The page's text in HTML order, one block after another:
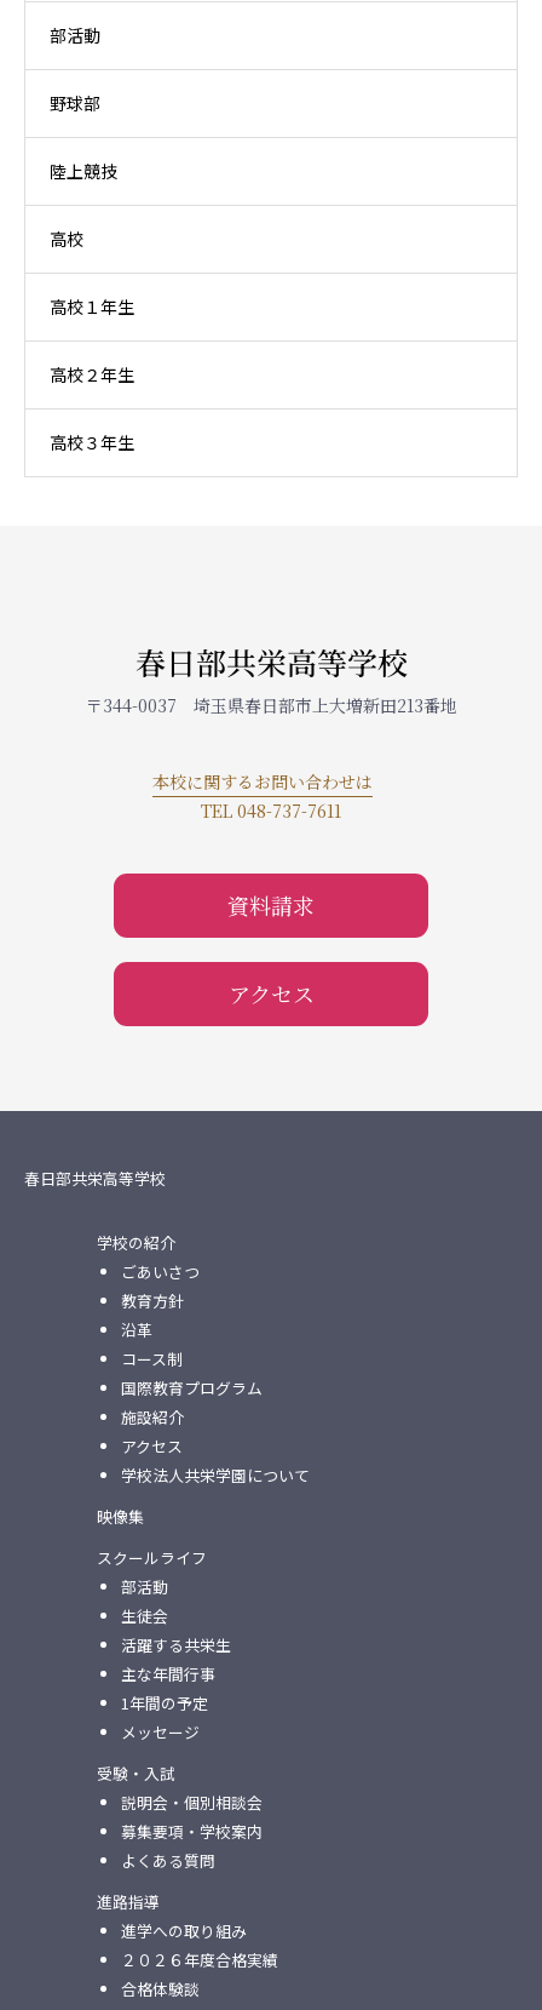
部活動
野球部
陸上競技
高校
高校１年生
高校２年生
高校３年生
春日部共栄高等学校
〒344-0037 埼玉県春日部市上大増新田213番地
本校に関するお問い合わせは
TEL 048-737-7611
資料請求
アクセス
春日部共栄高等学校
学校の紹介
ごあいさつ
教育方針
沿革
コース制
国際教育プログラム
施設紹介
アクセス
学校法人共栄学園について
映像集
スクールライフ
部活動
生徒会
活躍する共栄生
主な年間行事
1年間の予定
メッセージ
受験・入試
説明会・個別相談会
募集要項・学校案内
よくある質問
進路指導
進学への取り組み
２０２６年度合格実績
合格体験談